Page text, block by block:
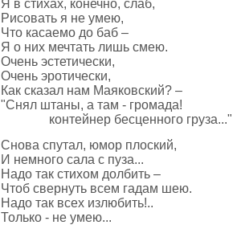
Я в стихах, конечно, слаб,
Рисовать я не умею,
Что касаемо до баб –
Я о них мечтать лишь смею.
Очень эстетически,
Очень эротически,
Как сказал нам Маяковский? –
"Снял штаны, а там - громада!
контейнер бесценного груза..."
Снова спутал, юмор плоский,
И немного сала с пуза...
Надо так стихом долбить –
Чтоб свернуть всем гадам шею.
Надо так всех излюбить!..
Только - не умею...